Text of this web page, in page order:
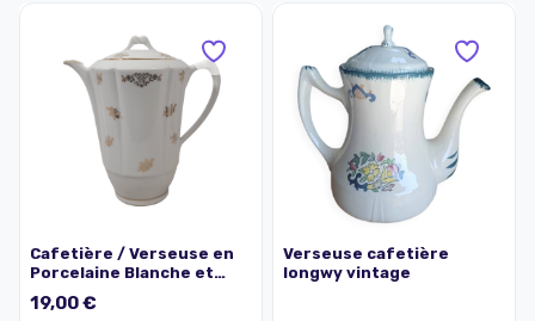
Cafetière / Verseuse en
Porcelaine Blanche et
Dorure – Vintage Limoges
(A. Lanternier & Co)
19,00 €
Verseuse cafetière
longwy vintage